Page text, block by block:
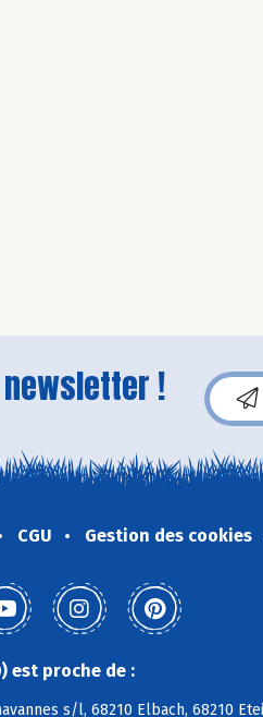
!
CGU Gestion des cookies
est proche de :
s/l, 68210 Elbach, 68210